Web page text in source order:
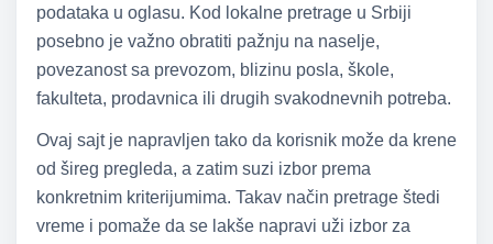
podataka u oglasu. Kod lokalne pretrage u Srbiji
posebno je važno obratiti pažnju na naselje,
povezanost sa prevozom, blizinu posla, škole,
fakulteta, prodavnica ili drugih svakodnevnih potreba.
Ovaj sajt je napravljen tako da korisnik može da krene
od šireg pregleda, a zatim suzi izbor prema
konkretnim kriterijumima. Takav način pretrage štedi
vreme i pomaže da se lakše napravi uži izbor za